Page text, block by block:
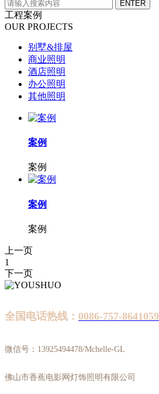
工程案例
OUR PROJECTS
别墅&排屋
商业照明
酒店照明
办公照明
其他照明
案例
案例
案例
案例
上一页
1
下一页
全国电话热线： 0086-757-
微信号：13925494478/Mchelle-GL
佛山市香蕉电影网灯饰照明有限公司